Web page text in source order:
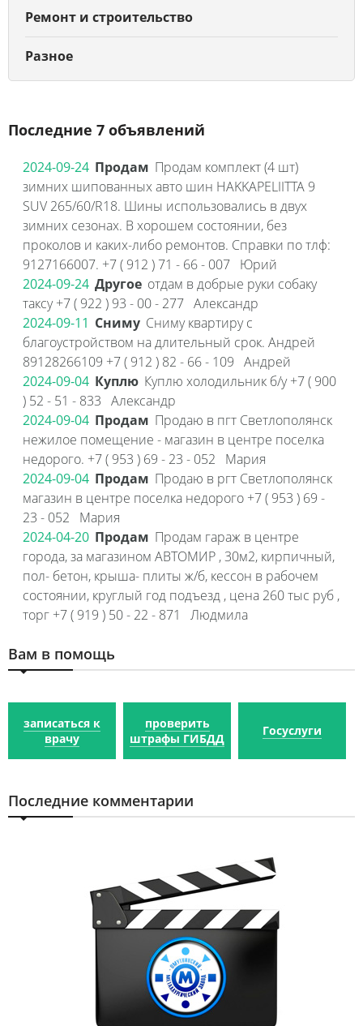
Ремонт и строительство
Разное
Последние 7 объявлений
2024-09-24 Продам Продам комплект (4 шт)
зимних шипованных авто шин HAKKAPELIITTA 9
SUV 265/60/R18. Шины использовались в двух
зимних сезонах. В хорошем состоянии, без
проколов и каких-либо ремонтов. Справки по тлф:
9127166007. +7 ( 912 ) 71 - 66 - 007 Юрий
2024-09-24 Другое отдам в добрые руки собаку
таксу +7 ( 922 ) 93 - 00 - 277 Александр
2024-09-11 Сниму Сниму квартиру с
благоустройством на длительный срок. Андрей
89128266109 +7 ( 912 ) 82 - 66 - 109 Андрей
2024-09-04 Куплю Куплю холодильник б/у +7 ( 900
) 52 - 51 - 833 Александр
2024-09-04 Продам Продаю в пгт Светлополянск
нежилое помещение - магазин в центре поселка
недорого. +7 ( 953 ) 69 - 23 - 052 Мария
2024-09-04 Продам Продаю в ргт Светлополянск
магазин в центре поселка недорого +7 ( 953 ) 69 -
23 - 052 Мария
2024-04-20 Продам Продам гараж в центре
города, за магазином АВТОМИР , 30м2, кирпичный,
пол- бетон, крыша- плиты ж/б, кессон в рабочем
состоянии, круглый год подъезд , цена 260 тыс руб ,
торг +7 ( 919 ) 50 - 22 - 871 Людмила
Вам в помощь
записаться к
врачу
проверить
штрафы ГИБДД
Госуслуги
Последние комментарии